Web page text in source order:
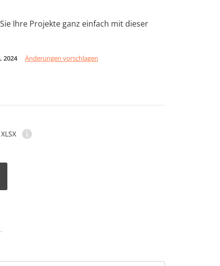
Ihre Projekte ganz einfach mit dieser
2024 Änderungen vorschlagen
XLSX